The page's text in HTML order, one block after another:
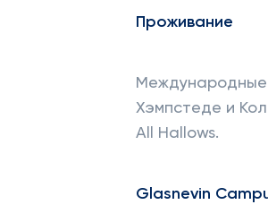
Проживание
Хэмпстеде и
All Hallows.
Glasnevin